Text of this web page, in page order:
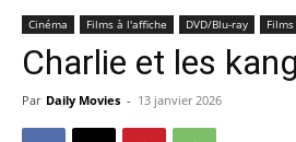
Cinéma Films à l'affiche DVD/Blu-ray
Charlie et les
Par Daily Movies - 13 janvier 2026